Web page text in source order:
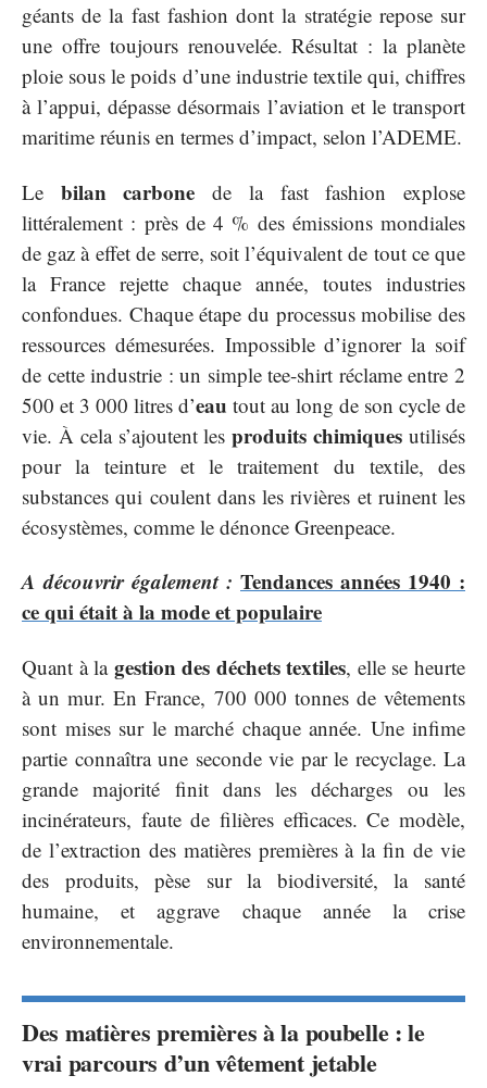
géants de la fast fashion dont la stratégie repose sur
une offre toujours renouvelée. Résultat : la planète
ploie sous le poids d’une industrie textile qui, chiffres
à l’appui, dépasse désormais l’aviation et le transport
maritime réunis en termes d’impact, selon l’ADEME.
Le bilan carbone de la fast fashion explose
littéralement : près de 4 % des émissions mondiales
de gaz à effet de serre, soit l’équivalent de tout ce que
la France rejette chaque année, toutes industries
confondues. Chaque étape du processus mobilise des
ressources démesurées. Impossible d’ignorer la soif
de cette industrie : un simple tee-shirt réclame entre 2
500 et 3 000 litres d’eau tout au long de son cycle de
vie. À cela s’ajoutent lesproduits chimiques utilisés
pour la teinture et le traitement du textile, des
substances qui coulent dans les rivières et ruinent les
écosystèmes, comme le dénonce Greenpeace.
A découvrir également : Tendances années 1940 :
ce qui était à la mode et populaire
Quant à la gestion des déchets textiles, elle se heurte
à un mur. En France, 700 000 tonnes de vêtements
sont mises sur le marché chaque année. Une infime
partie connaîtra une seconde vie par le recyclage. La
grande majorité finit dans les décharges ou les
incinérateurs, faute de filières efficaces. Ce modèle,
de l’extraction des matières premières à la fin de vie
des produits, pèse sur la biodiversité, la santé
humaine, et aggrave chaque année la crise
environnementale.
Des matières premières à la poubelle : le
vrai parcours d’un vêtement jetable